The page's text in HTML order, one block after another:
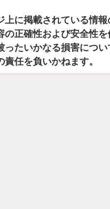
上に掲載されている情
の正確性および安全性
ったいかなる損害につ
任を負いかねます。